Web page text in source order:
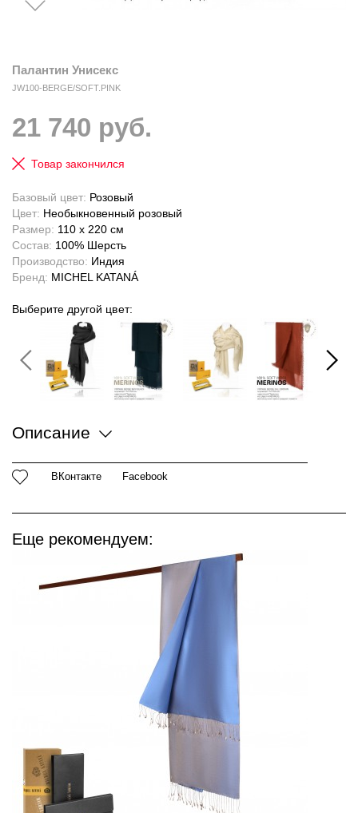
Палантин Унисекс
JW100-BERGE/SOFT.PINK
21 740 руб.
Товар закончился
Базовый цвет: Розовый
Цвет: Необыкновенный розовый
Размер: 110 x 220 см
Состав: 100% Шерсть
Производство: Индия
Бренд: MICHEL KATANÁ
Выберите другой цвет:
Описание
ВКонтакте Facebook
Еще рекомендуем: